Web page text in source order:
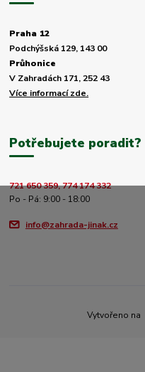
Praha 12
Podchýšská 129, 143 00
Průhonice
V Zahradách 171, 252 43
Více informací zde.
Potřebujete poradit?
721 650 359, 774 174 332
Po - Pá: 9:00 - 18:00
info@zahrada-jinak.cz
Vytvořeno na